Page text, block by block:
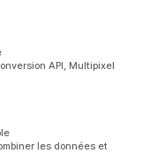
API, Multipixel
les données et